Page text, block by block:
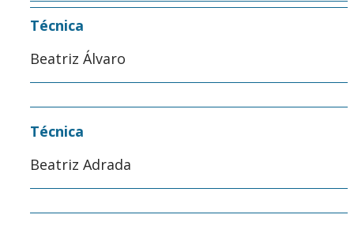
Técnica
Beatriz Álvaro
Técnica
Beatriz Adrada